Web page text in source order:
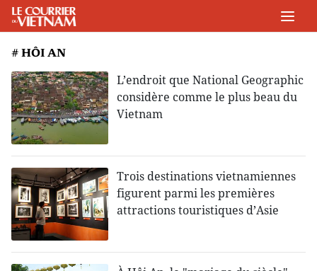
# HÔI AN
L’endroit que National Geographic
considère comme le plus beau du
Vietnam
Trois destinations vietnamiennes
figurent parmi les premières
attractions touristiques d’Asie